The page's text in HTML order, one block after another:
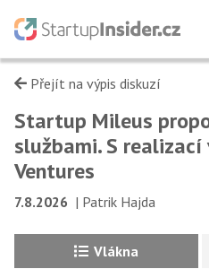
Přejít na výpis diskuzí
Startup Mileus
službami. S realizací
Ventures
7.8.2026 | Patrik Hajda
Vlákna